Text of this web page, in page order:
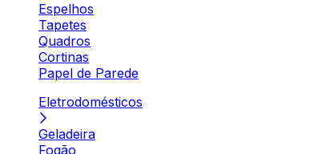
Espelhos
Tapetes
Quadros
Cortinas
Papel de Parede
Eletrodomésticos
Geladeira
Fogão